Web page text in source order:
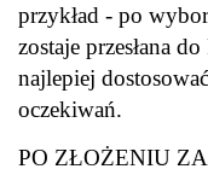
przykład - po
zostaje przesłana
najlepiej
oczekiwań.
PO ZŁOŻENIU